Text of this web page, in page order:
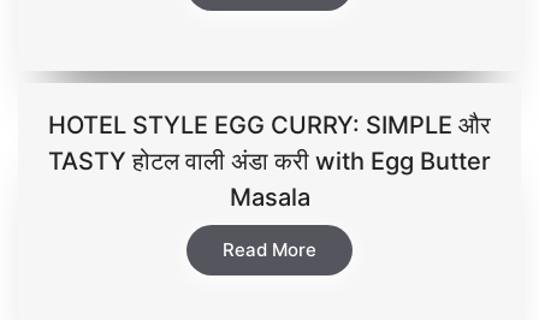
HOTEL STYLE EGG CURRY: SIMPLE और
TASTY होटल वाली अंडा करी with Egg Butter
Masala
Read More